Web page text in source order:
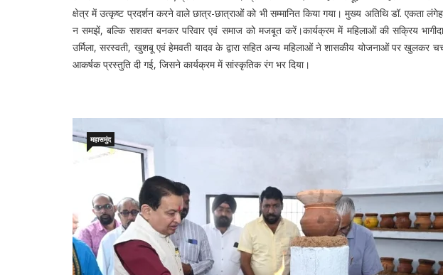
क्षेत्र में उत्कृष्ट प्रदर्शन करने वाले छात्र-छात्राओं को भी सम्मानित किया गया। मुख्य अतिथि डॉ. एकता
न समझें, बल्कि सशक्त बनकर परिवार एवं समाज को मजबूत करें।कार्यक्रम में महिलाओं की सक्रिय
उर्मिला, सरस्वती, खुशबू एवं हेमवती यादव के द्वारा सहित अन्य महिलाओं ने शासकीय योजनाओं पर खुलकर
आकर्षक प्रस्तुति दी गई, जिसने कार्यक्रम में सांस्कृतिक रंग भर दिया।
महासमुंद